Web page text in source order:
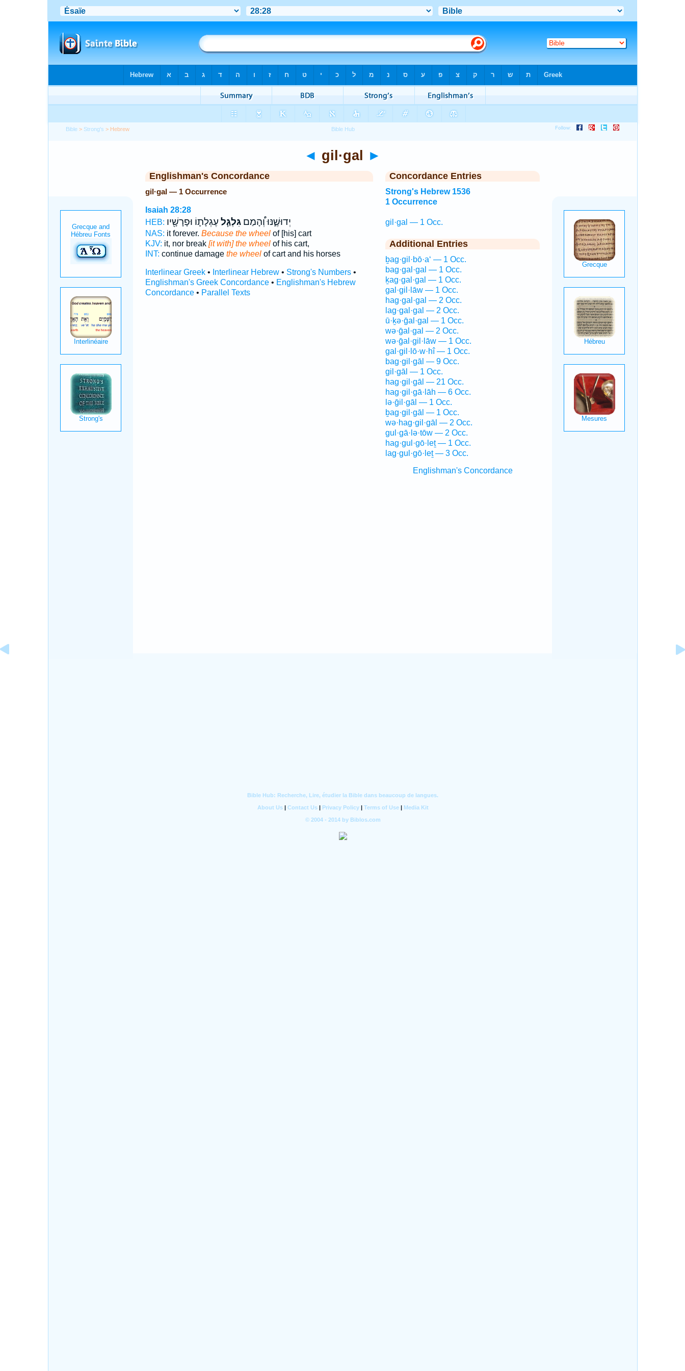
Bible > Strong's > Hebrew
◄ gil·gal ►
Englishman's Concordance
gil·gal — 1 Occurrence
Isaiah 28:28
HEB:
יְדוּשֶׁ֑נּוּ וְ֠הָמַםגִּלְגַּ֧ל עֶגְלָת֛וֹ וּפָרָשָׁ֖יו
NAS: it forever. Because the wheelof [his] cart
KJV: it, nor break [it with] the wheelof his cart,
INT: continue damage the wheelof cart and his horses
Interlinear Greek• Interlinear Hebrew• Strong's Numbers•
Englishman's Greek Concordance• Englishman's Hebrew
Concordance• Parallel Texts
Concordance Entries
Strong's Hebrew 1536
1 Occurrence
gil·gal — 1 Occ.
Additional Entries
ḇag·gil·bō·a‘ — 1 Occ.
bag·gal·gal — 1 Occ.
ḵag·gal·gal — 1 Occ.
gal·gil·lāw — 1 Occ.
hag·gal·gal — 2 Occ.
lag·gal·gal — 2 Occ.
ū·ḵə·ḡal·gal — 1 Occ.
wə·ḡal·gal — 2 Occ.
wə·ḡal·gil·lāw — 1 Occ.
gal·gil·lō·w·hî — 1 Occ.
bag·gil·gāl — 9 Occ.
gil·gāl — 1 Occ.
hag·gil·gāl — 21 Occ.
hag·gil·gā·lāh — 6 Occ.
lə·ḡil·gāl — 1 Occ.
ḇag·gil·gāl — 1 Occ.
wə·hag·gil·gāl — 2 Occ.
gul·gā·lə·tōw — 2 Occ.
hag·gul·gō·leṯ — 1 Occ.
lag·gul·gō·leṯ — 3 Occ.
Englishman's Concordance